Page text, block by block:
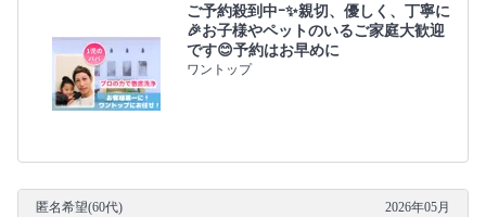
ご予約殺到中ｰ✨親切、優しく、丁寧に
🎉お子様やペットのいるご家庭大歓迎
です😊予約はお早めに
ワントップ
匿名希望(60代) 2026年05月